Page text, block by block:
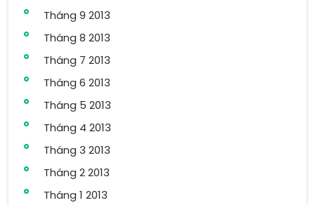
Tháng 9 2013
Tháng 8 2013
Tháng 7 2013
Tháng 6 2013
Tháng 5 2013
Tháng 4 2013
Tháng 3 2013
Tháng 2 2013
Tháng 1 2013